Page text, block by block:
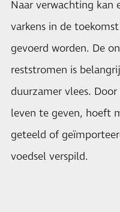
Naar verwachting kan
varkens in de
gevoerd worden. De
reststromen is
duurzamer vlees.
leven te geven, hoeft
geteeld of
voedsel verspild.